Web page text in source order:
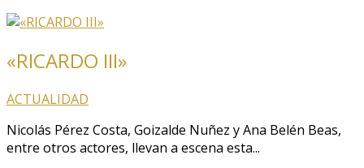
«RICARDO III»
ACTUALIDAD
Nicolás Pérez Costa, Goizalde Nuñez y Ana Belén Beas,
entre otros actores, llevan a escena esta...